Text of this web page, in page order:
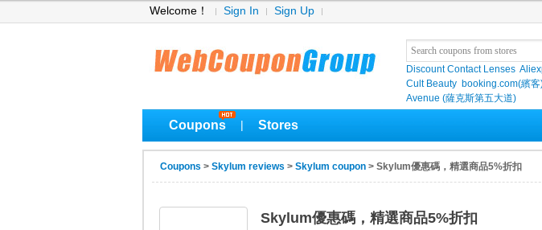
Welcome！ Sign In Sign Up
Discount Contact Lenses
Cult Beauty booking.com(繽客
Avenue (薩克斯第五大道)
Coupons Stores
Coupons > Skylum reviews > Skylum coupon > Skylum優惠碼，精選商品5%折扣
Skylum優惠碼，精選商品5%折扣